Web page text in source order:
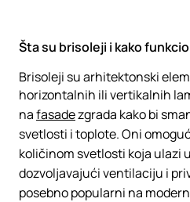
Šta su brisoleji i kako
Brisoleji su arhitektonski
horizontalnih ili vertikalnih
nafasadezgrada kako bi
svetlosti i toplote. Oni
količinom svetlosti koja ulazi
dozvoljavajući ventilaciju i
posebno popularni na